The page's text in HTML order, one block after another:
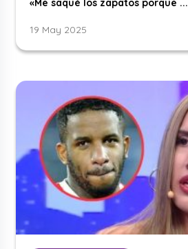
«Me saqué los zapatos porque ...
19 May 2025